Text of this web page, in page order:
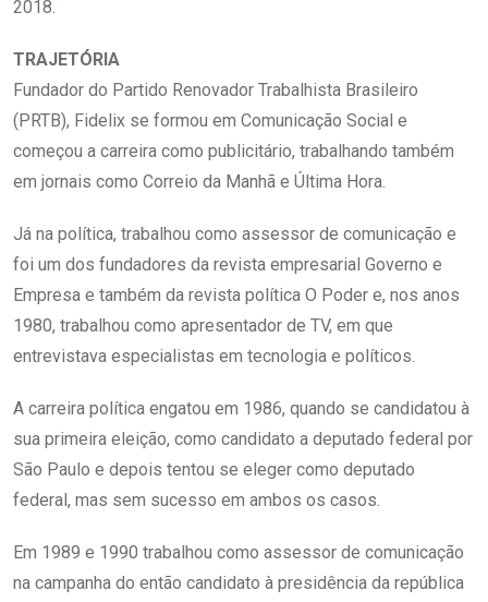
2018.
TRAJETÓRIA
Fundador do Partido Renovador Trabalhista Brasileiro
(PRTB), Fidelix se formou em Comunicação Social e
começou a carreira como publicitário, trabalhando também
em jornais como Correio da Manhã e Última Hora.
Já na política, trabalhou como assessor de comunicação e
foi um dos fundadores da revista empresarial Governo e
Empresa e também da revista política O Poder e, nos anos
1980, trabalhou como apresentador de TV, em que
entrevistava especialistas em tecnologia e políticos.
A carreira política engatou em 1986, quando se candidatou à
sua primeira eleição, como candidato a deputado federal por
São Paulo e depois tentou se eleger como deputado
federal, mas sem sucesso em ambos os casos.
Em 1989 e 1990 trabalhou como assessor de comunicação
na campanha do então candidato à presidência da república